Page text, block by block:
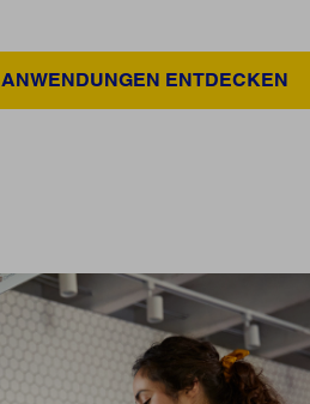
ENTDECKEN